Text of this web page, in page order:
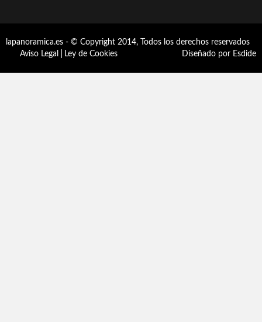
lapanoramica.es - © Copyright 2014, Todos los derechos reservados
Aviso Legal
Ley de Cookies Diseñado por Esdide